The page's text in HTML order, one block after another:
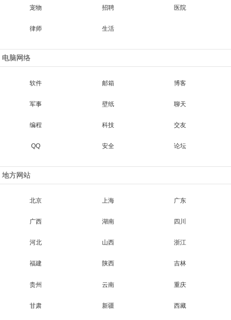
宠物 招聘 医院
律师 生活
电脑网络
软件 邮箱 博客
军事 壁纸 聊天
编程 科技 交友
QQ 安全 论坛
地方网站
北京 上海 广东
广西 湖南 四川
河北 山西 浙江
福建 陕西 吉林
贵州 云南 重庆
甘肃 新疆 西藏